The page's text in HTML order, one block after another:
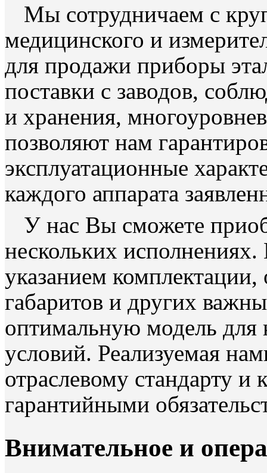
Мы сотрудничаем с
медицинского и
для продажи приборы
поставки с заводов,
и хранения,
позволяют нам
эксплуатационные
каждого аппарата
У нас Вы сможете
нескольких
указанием
габаритов и других
оптимальную модель для
условий. Реализуемая
отраслевому стандарту
гарантийными
Внимательное и